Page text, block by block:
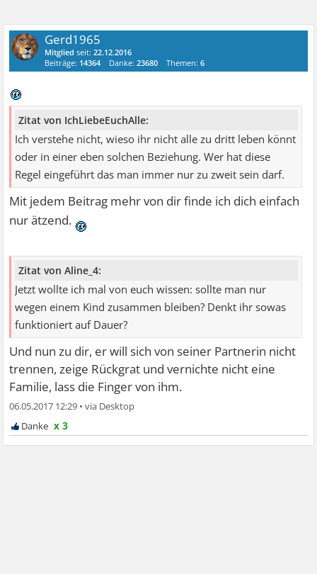
Gerd1965
Mitglied seit:22.12.2016
Beiträge: 14364 Danke:23680 Themen:6
Zitat von IchLiebeEuchAlle:
Ich verstehe nicht, wieso ihr nicht alle zu dritt leben könnt
oder in einer eben solchen Beziehung. Wer hat diese
Regel eingeführt das man immer nur zu zweit sein darf.
Mit jedem Beitrag mehr von dir finde ich dich einfach
nur ätzend.
Zitat von Aline_4:
Jetzt wollte ich mal von euch wissen: sollte man nur
wegen einem Kind zusammen bleiben? Denkt ihr sowas
funktioniert auf Dauer?
Und nun zu dir, er will sich von seiner Partnerin nicht
trennen, zeige Rückgrat und vernichte nicht eine
Familie, lass die Finger von ihm.
06.05.2017 12:29 •
x 3